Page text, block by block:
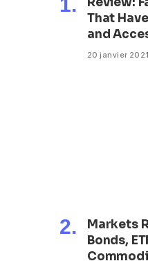
That
and
20 janvier 2021
Markets
Bonds,